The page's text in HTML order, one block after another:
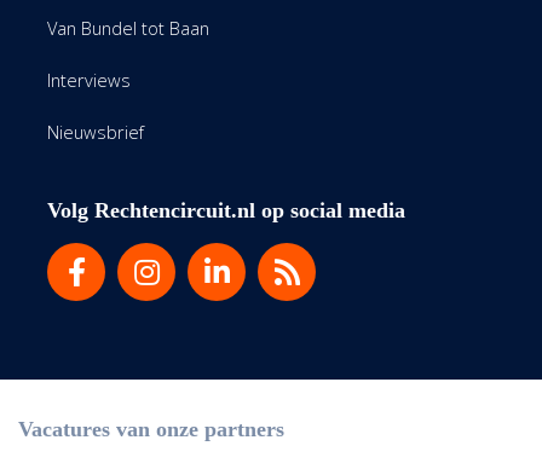
Van Bundel tot Baan
Interviews
Nieuwsbrief
Volg Rechtencircuit.nl op social media
Vacatures van onze partners